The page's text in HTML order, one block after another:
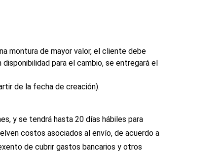
montura de mayor valor, el cliente debe
para el cambio, se entregará el
de la fecha de creación).
y se tendrá hasta 20 días hábiles para
costos asociados al envío, de acuerdo a
de cubrir gastos bancarios y otros